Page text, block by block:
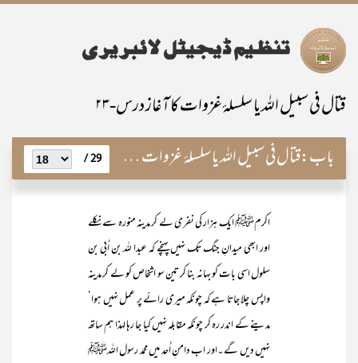
قتال فی سبیل اللہ یا سلسلۂ غزوات کا آغاز درس-۲۳
باب:قتال فی سبیل اللہ یا سلسلۂ غزوات کا آغاز 29 /
اکرمﷺ ایک ہزار کی نفری لے کر مدینہ منورہ سے نکلے
اور ابھی میدانِ جنگ تک نہیں پہنچے کہ عبدا للہ بن اُبی بن
سلول اسی بات کو بہانہ بنا کر تین سو اشخاص کو لے کر مدینہ
واپس چلا جاتا ہے کہ چونکہ میری رائے پر عمل نہیں ہوا‘
مدینے کے اندر رہ کر چونکہ مقابلہ نہیں کیا جا رہا لہذا ہم ساتھ
نہیں دیں گے ۔اور اب دامنِ اُحد میں محمد رسول اللہﷺ